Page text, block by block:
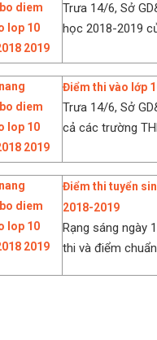
Trưa 14/6, Sở
học 2018-2019
Điểm thi vào lớp
Trưa 14/6, Sở
cả các trường
Điểm thi tuyển
2018-2019
Rạng sáng ngày
thi và điểm